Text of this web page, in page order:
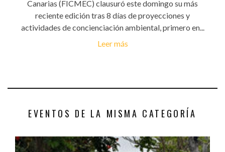
Canarias (FICMEC) clausuró este domingo su más
reciente edición tras 8 días de proyecciones y
actividades de concienciación ambiental, primero en...
Leer más
EVENTOS DE LA MISMA CATEGORÍA